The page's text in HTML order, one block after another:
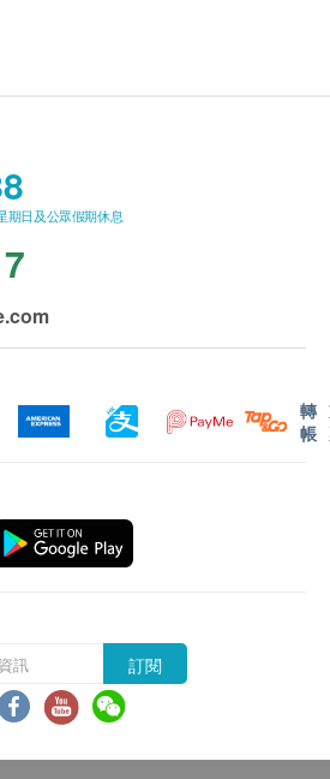
購health.ESDlife及德信醫療中
情況下，需大概 4-6 個工作天
會因應不同情況(如個別化驗專
明特定時段)而有所延長。健康檢
告。
務並非作為醫務診斷或治療用
康出現任何疾病徵兆時，應立即
醫生，作出診斷及治療。
沒有經營或提供本服務/產品。
的錯漏或延誤，或因使用此服務/
、損害、受傷或法律訴訟，健康
概不負責。一切有關的索償或
務之體檢中心或商戶提出。
期日及公眾假期休息
轉
帳
訂閱